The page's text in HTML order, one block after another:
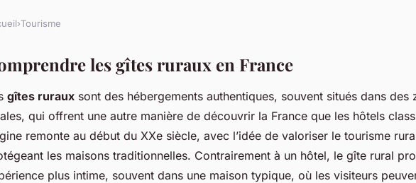
Authentique :
des Gîtes Ruraux
›Tourisme
les gîtes ruraux en France
gîtes ruraux sont des hébergements authentiques, souvent situés dans des
qui offrent une autre manière de découvrir la France que les hôtels
remonte au début du XXe siècle, avec l’idée de valoriser le tourisme
les maisons traditionnelles. Contrairement à un hôtel, le gîte rural
plus intime, souvent dans une maison typique, où les visiteurs